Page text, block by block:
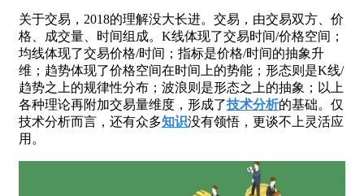
关于交易，2018的理解没大长进。交易，由交易双方、价
格、成交量、时间组成。K线体现了交易时间/价格空间；
均线体现了交易价格/时间；指标是价格/时间的抽象升
维；趋势体现了价格空间在时间上的势能；形态则是K线/
趋势之上的规律性分布；波浪则是形态之上的抽象；以上
各种理论再附加交易量维度，形成了技术分析的基础。仅
技术分析而言，还有众多知识没有领悟，更谈不上灵活应
用。